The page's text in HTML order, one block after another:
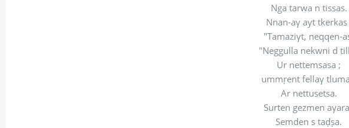
Nga tarwa n tissas.
Nnan-aγ ayt tkerkas
"Tamaziγt, neqqen-
"Neggulla nekwni d
Ur nettemsasa ;
ummṛent fellaγ
Ar nettusetsa.
Surten gezmen
Semden s taḍṣa.